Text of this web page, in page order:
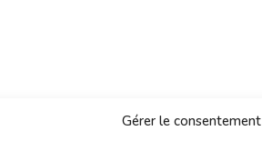
Gérer le consentement